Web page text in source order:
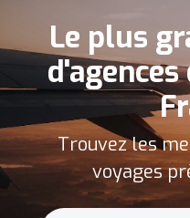
Le plus
d'agences
Trouvez les
voyages